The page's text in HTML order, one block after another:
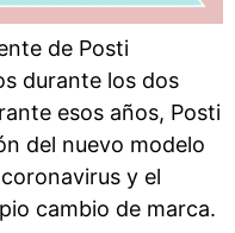
de Posti
durante los dos
esos años, Posti
del nuevo modelo
y el
cambio de marca.